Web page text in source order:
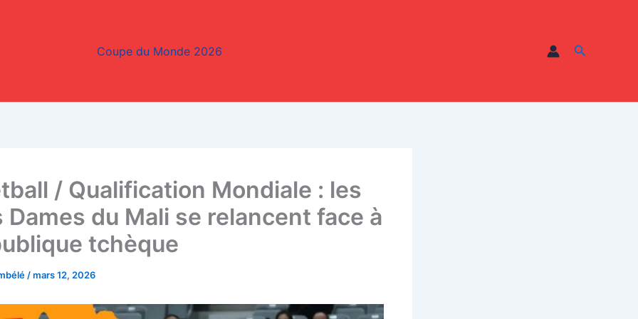
Coupe du Monde 2026
/ Qualification Mondiale : les
Dames du Mali se relancent face à
tchèque
/mars 12, 2026